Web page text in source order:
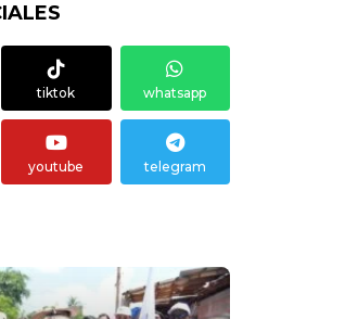
tiktok whatsapp
youtube telegram